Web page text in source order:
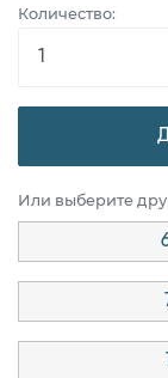
Количество:
Или выберите